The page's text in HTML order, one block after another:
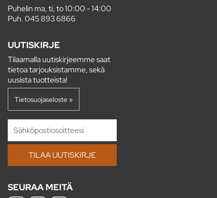
Puhelin ma, ti, to 10:00 - 14:00
Puh.045 893 6866
UUTISKIRJE
Tilaamalla uutiskirjeemme saat
tietoa tarjouksistamme, sekä
uusista tuotteista!
Tietosuojaseloste »
SEURAA MEITÄ